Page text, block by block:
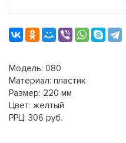
Модель: 080
Материал: пластик
Размер: 220 мм
Цвет: желтый
РРЦ: 306 руб.